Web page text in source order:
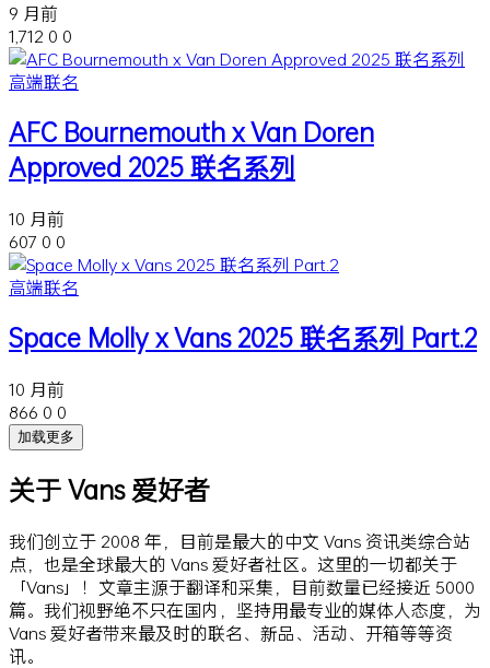
9 月前
1,712 0 0
高端联名
AFC Bournemouth x Van Doren
Approved 2025 联名系列
10 月前
607 0 0
高端联名
Space Molly x Vans 2025 联名系列 Part.2
10 月前
866 0 0
加载更多
关于 Vans 爱好者
我们创立于 2008 年，目前是最大的中文 Vans 资讯类综合站
点，也是全球最大的 Vans 爱好者社区。这里的一切都关于
「Vans」！文章主源于翻译和采集，目前数量已经接近 5000
篇。我们视野绝不只在国内，坚持用最专业的媒体人态度，为
Vans 爱好者带来最及时的联名、新品、活动、开箱等等资
讯。